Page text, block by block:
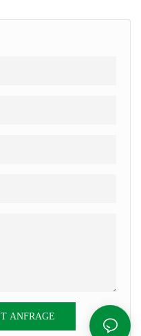
ANFRAGE